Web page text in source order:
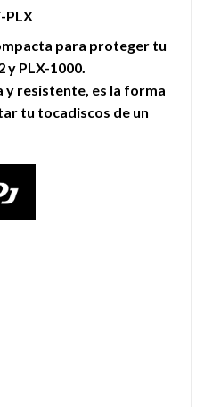
PLX
para proteger tu
y PLX-1000.
y resistente, es la forma
tu tocadiscos de un